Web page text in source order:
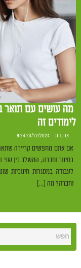
מה עושים עם תואר
לימודים זה
צרכנות 23/12/2024 9:24
אם אתם מחפשים קריירה
בחינוך וחברה, המשלב בין שני
לעבודה במסגרות חינוכיות
וחברה? מה […]